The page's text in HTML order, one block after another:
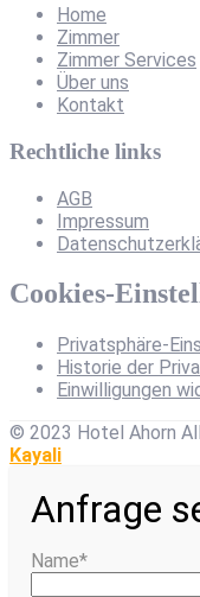
Home
Zimmer
Zimmer Services
Über uns
Kontakt
Rechtliche links
AGB
Impressum
Cookies-
Privatsphäre-
Historie der
Einwilligungen
© 2023 Hotel Ahorn
Kayali
Anfrage
Name*